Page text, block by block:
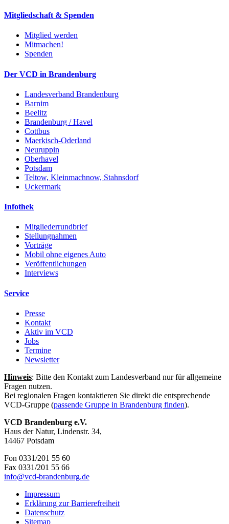
Mitgliedschaft & Spenden
Mitglied werden
Mitmachen!
Spenden
Der VCD in Brandenburg
Landesverband Brandenburg
Barnim
Beelitz
Brandenburg / Havel
Cottbus
Maerkisch-Oderland
Neuruppin
Oberhavel
Potsdam
Teltow, Kleinmachnow, Stahnsdorf
Uckermark
Infothek
Mitgliederrundbrief
Stellungnahmen
Vorträge
Mobil ohne eigenes Auto
Veröffentlichungen
Interviews
Service
Presse
Kontakt
Aktiv im VCD
Jobs
Termine
Newsletter
Hinweis: Bitte den Kontakt zum Landesverband nur für allgemeine
Fragen nutzen.
Bei regionalen Fragen kontaktieren Sie direkt die entsprechende
VCD-Gruppe (passende Gruppe in Brandenburg finden).
VCD Brandenburg e.V.
Haus der Natur, Lindenstr. 34,
14467 Potsdam
Fon 0331/201 55 60
Fax 0331/201 55 66
info@vcd-brandenburg.de
Impressum
Erklärung zur Barrierefreiheit
Datenschutz
Sitemap